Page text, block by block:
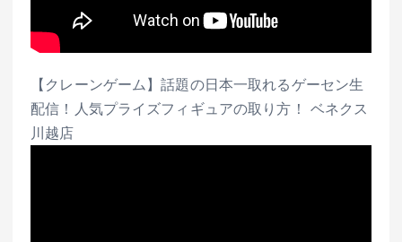
【クレーンゲーム】話題の日本一取れるゲーセン生
配信！人気プライズフィギュアの取り方！ ベネクス
川越店